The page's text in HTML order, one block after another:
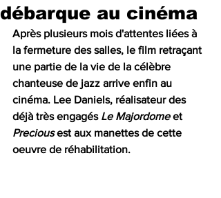
débarque au cinéma
Après plusieurs mois d'attentes liées à
la fermeture des salles, le film retraçant
une partie de la vie de la célèbre
chanteuse de jazz arrive enfin au
cinéma. Lee Daniels, réalisateur des
déjà très engagés Le Majordome et
Precious est aux manettes de cette
oeuvre de réhabilitation.